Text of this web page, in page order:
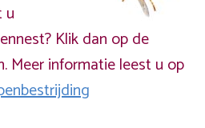
u
Klik dan op de
Meer informatie leest u op